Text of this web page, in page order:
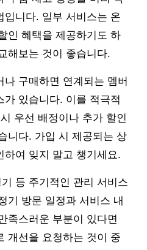
입니다. 일부 서비스는 온
인 혜택을 제공하기도 하
해보는 것이 좋습니다.
나 구매하면 연계되는 멤버
가 있습니다. 이를 적극적
우선 배정이나 추가 할인
니다. 가입 시 제공되는 상
하여 잊지 말고 챙기세요.
등 주기적인 관리 서비스
기 방문 일정과 서비스 내
족스러운 부분이 있다면
개선을 요청하는 것이 중